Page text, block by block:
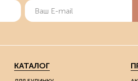
землеробства "Мудрий Дачник"
можете купити органічні добрива і
ґрунту та дозволять отримувати
то можете оформити замовлення та
ми надсилаємо товари Новою
КАТАЛОГ